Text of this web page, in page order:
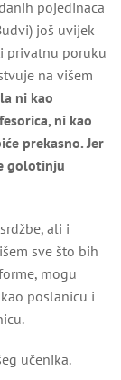
pojedinaca
još uvijek
privatnu poruku
na višem
ni kao
ni kao
prekasno. Jer
golotinju
ali i
sve što bih
mogu
poslanicu i
učenika.